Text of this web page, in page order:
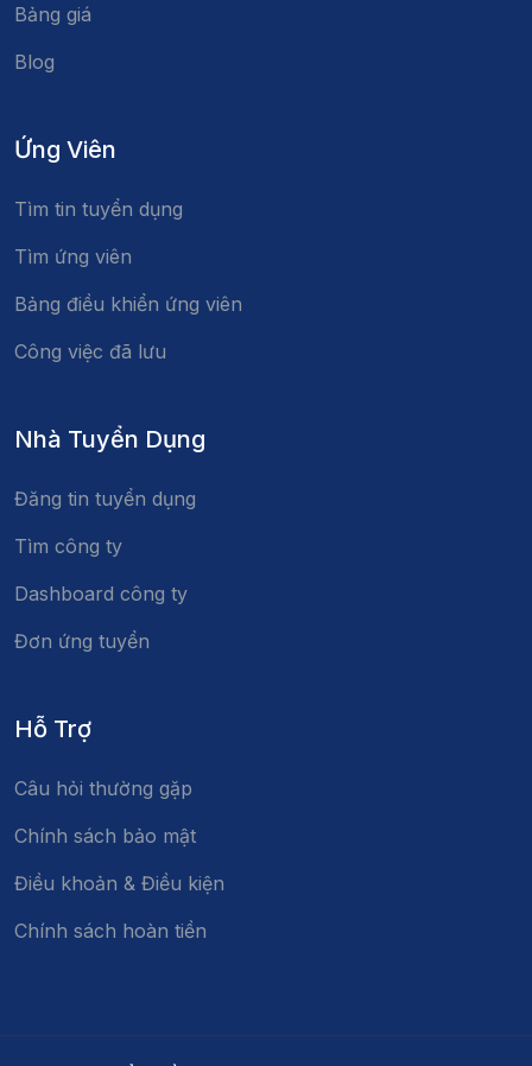
Bảng giá
Blog
Ứng Viên
Tìm tin tuyển dụng
Tìm ứng viên
Bảng điều khiển ứng viên
Công việc đã lưu
Nhà Tuyển Dụng
Đăng tin tuyển dụng
Tìm công ty
Dashboard công ty
Đơn ứng tuyển
Hỗ Trợ
Câu hỏi thường gặp
Chính sách bảo mật
Điều khoản & Điều kiện
Chính sách hoàn tiền